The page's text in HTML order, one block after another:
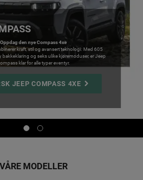
Oppdag den nye Compass 4xe
kraft, stil og avansert teknologi. Med 605
bakkeklaring og seks ulike kjøremoduser, er Jeep
klar for alle typer eventyr.
JEEP COMPASS 4XE
DisplayDisplay
VÅRE MODELLER